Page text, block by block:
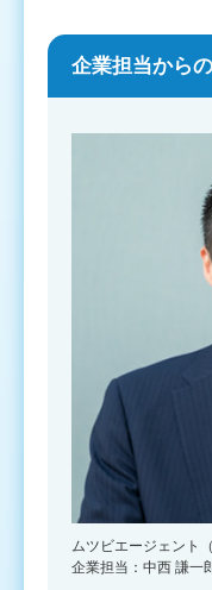
企業担当から
ムツビエージェント（
企業担当：中西 謙一